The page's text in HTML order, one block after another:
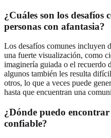
¿Cuáles son los desafíos
personas con afantasia?
Los desafíos comunes incluyen
una fuerte visualización, como
imaginería guiada o el recuerdo
algunos también les resulta
otros, lo que a veces puede
hasta que encuentran una
¿Dónde puedo
confiable?